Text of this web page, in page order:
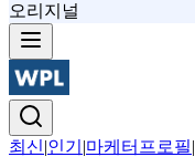
오리지널
최신|인기 |마케터프로필|